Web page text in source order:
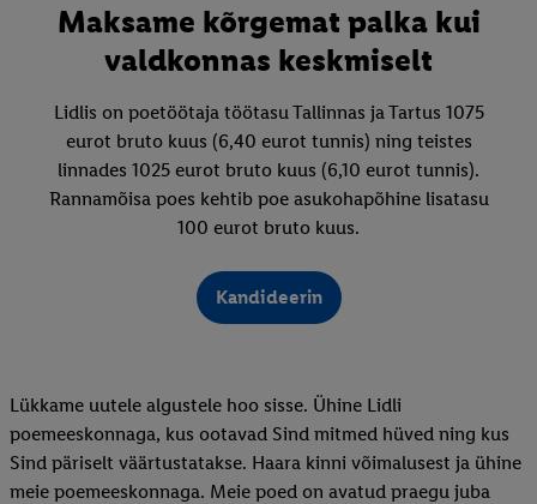
Maksame kõrgemat palka kui
valdkonnas keskmiselt
Lidlis on poetöötaja töötasu Tallinnas ja Tartus 1075
eurot bruto kuus (6,40 eurot tunnis) ning teistes
linnades 1025 eurot bruto kuus (6,10 eurot tunnis).
Rannamõisa poes kehtib poe asukohapõhine lisatasu
100 eurot bruto kuus.
Kandideerin
Lükkame uutele algustele hoo sisse. Ühine Lidli
poemeeskonnaga, kus ootavad Sind mitmed hüved ning kus
Sind päriselt väärtustatakse. Haara kinni võimalusest ja ühine
meie poemeeskonnaga. Meie poed on avatud praegu juba